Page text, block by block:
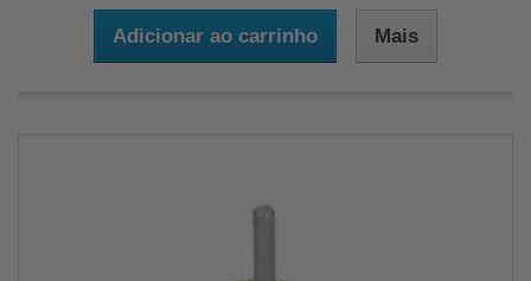
Adicionar ao carrinho Mais